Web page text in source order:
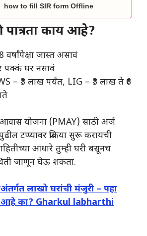
how to fill SIR form Offline
पात्रता काय आहे?
वर्षांपेक्षा जास्त असावं
पक्कं घर नसावं
– ₹3 लाख पर्यंत, LIG – ₹3 लाख ते ₹6
आवास योजना (PMAY) साठी अर्ज
टप्प्यावर प्रक्रिया सुरू करायची
आधारे तुम्ही घरी बसूनच
जाणून घेऊ शकता.
लाखो घरांची मंजुरी – पहा
आहे का? Gharkul labharthi